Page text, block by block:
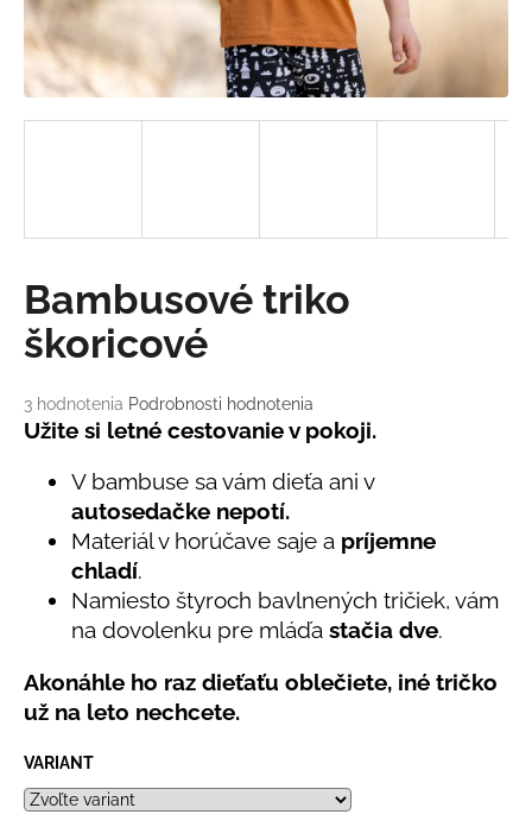
Priemerné
hodnotenie
hviezdičiek.
3 hodnotenia Podrobnosti hodnotenia
Bambusové triko
škoricové
Užite si letné cestovanie v pokoji.
V bambuse sa vám dieťa ani v
autosedačke nepotí.
Materiál v horúčave saje a príjemne
chladí.
Namiesto štyroch bavlnených tričiek, vám
na dovolenku pre mláďa stačia dve.
Akonáhle ho raz dieťaťu oblečiete, iné tričko
už na leto nechcete.
VARIANT
á
j
s
ť
d
p
DETSKÁ
LETNÁ
ČIAPKA
UV
30
SVETLO